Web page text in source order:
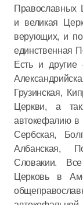
Православных
и великая
верующих, и по
единственная
Есть и другие
Грузинская,
Церкви, а
автокефалию в
Сербская,
Албанская,
Словакии.
Церковь в